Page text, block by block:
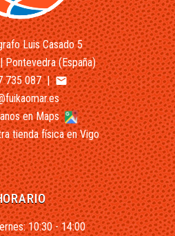
Luis Casado 5
Pontevedra (España)
735 087|email
en Maps
tienda física en Vigo
10:30 - 14:00